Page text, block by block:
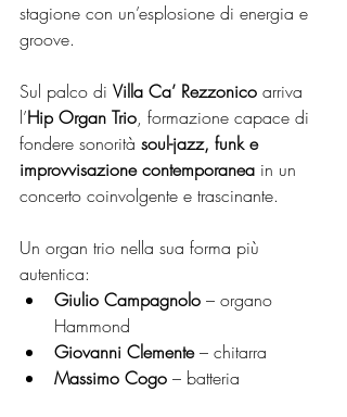
stagione con un’esplosione di energia e
groove.
Sul palco di Villa Ca’ Rezzonico arriva
l’Hip Organ Trio, formazione capace di
fondere sonorità soul-jazz, funk e
improvvisazione contemporanea in un
concerto coinvolgente e trascinante.
Un organ trio nella sua forma più
autentica:
Giulio Campagnolo – organo
Hammond
Giovanni Clemente – chitarra
Massimo Cogo – batteria